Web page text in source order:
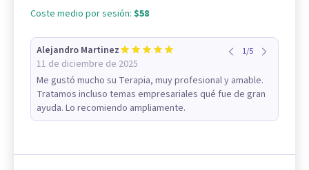
Coste medio por sesión: $58
Alejandro Martinez
11 de diciembre de 2025
1/5
Me gustó mucho su Terapia, muy profesional y amable.
Tratamos incluso temas empresariales qué fue de gran
ayuda. Lo recomiendo ampliamente.